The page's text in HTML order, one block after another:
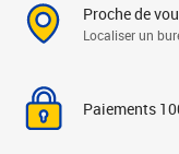
Proche de
Localiser un
Paiements